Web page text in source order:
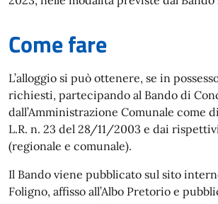
Come fare
L’alloggio si può ottenere, se in
richiesti, partecipando al Bando di
dall’Amministrazione Comunale come
L.R. n. 23 del 28/11/2003 e dai
(regionale e comunale).
Il Bando viene pubblicato sul sito
Foligno, affisso all’Albo Pretorio e